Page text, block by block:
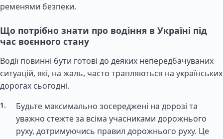
ременями безпеки.
Що потрібно знати про водіння в Україні під
час воєнного стану
Водії повинні бути готові до деяких непередбачуваних
ситуацій, які, на жаль, часто трапляються на українських
дорогах сьогодні.
Будьте максимально зосереджені на дорозі та
уважно стежте за всіма учасниками дорожнього
руху, дотримуючись правил дорожнього руху. Це